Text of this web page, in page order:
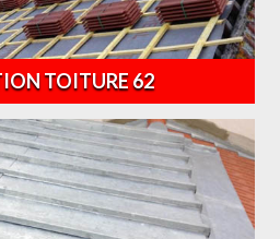
TOITURE 62